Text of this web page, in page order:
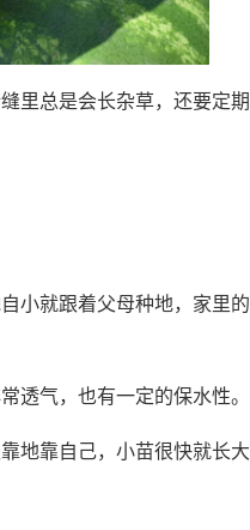
里总是会长杂草，还要定期
小就跟着父母种地，家里的
透气，也有一定的保水性。
地靠自己，小苗很快就长大